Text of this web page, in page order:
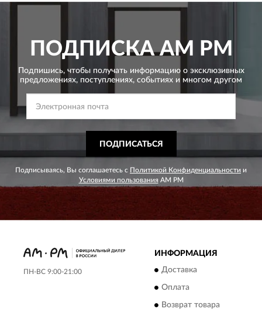
ПОДПИСКАAM PM
Подпишись, чтобы получать информацию о эксклюзивных
предложениях, поступлениях, событиях и многом другом
ПОДПИСАТЬСЯ
Подписываясь, Вы соглашаетесь с Политикой Конфиденциальности и
Условиями пользования AM PM
ПН-ВС 9:00-21:00
ИНФОРМАЦИЯ
Доставка
Оплата
Возврат товара